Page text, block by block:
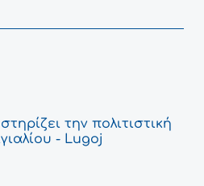
την πολιτιστική
- Lugoj